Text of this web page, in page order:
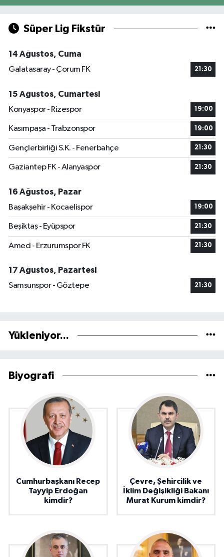
Süper Lig Fikstür
14 Ağustos, Cuma
Galatasaray - Çorum FK
21:30
15 Ağustos, Cumartesi
Konyaspor - Rizespor
19:00
Kasımpaşa - Trabzonspor 19:00
Gençlerbirliği S.K. - Fenerbahçe 21:30
Gaziantep FK - Alanyaspor 21:30
16 Ağustos, Pazar
Başakşehir - Kocaelispor
19:00
Beşiktaş - Eyüpspor 21:30
Amed - Erzurumspor FK 21:30
17 Ağustos, Pazartesi
Samsunspor - Göztepe
21:30
Yükleniyor...
Biyografi
Cumhurbaşkanı Recep
Tayyip Erdoğan
kimdir?
Çevre, Şehircilik ve
İklim Değişikliği Bakanı
Murat Kurum kimdir?